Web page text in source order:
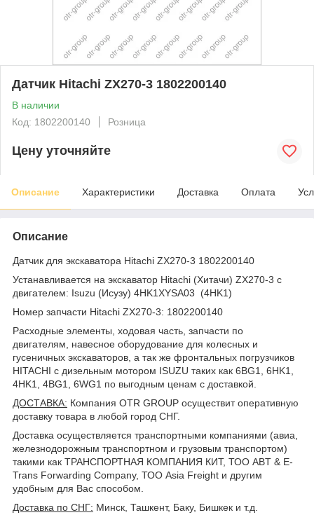
Датчик Hitachi ZX270-3 1802200140
В наличии
Код: 1802200140
Розница
Цену уточняйте
Описание Характеристики Доставка Оплата
Описание
Датчик для экскаватора Hitachi ZX270-3 1802200140
Устанавливается на экскаватор Hitachi (Хитачи) ZX270-3 с
двигателем: Isuzu (Исузу) 4HK1XYSA03 (4HK1)
Номер запчасти Hitachi ZX270-3: 1802200140
Расходные элементы, ходовая часть, запчасти по
двигателям, навесное оборудование для колесных и
гусеничных экскаваторов, а так же фронтальных погрузчиков
HITACHI с дизельным мотором ISUZU таких как 6BG1, 6HK1,
4HK1, 4BG1, 6WG1 по выгодным ценам с доставкой.
ДОСТАВКА: Компания OTR GROUP осуществит оперативную
доставку товара в любой город СНГ.
Доставка осуществляется транспортными компаниями (авиа,
железнодорожным транспортном и грузовым транспортом)
такими как ТРАНСПОРТНАЯ КОМПАНИЯ КИТ, ТОО ABT & E-
Trans Forwarding Company, ТОО Asia Freight и другим
удобным для Вас способом.
Доставка по СНГ: Минск, Ташкент, Баку, Бишкек и т.д.